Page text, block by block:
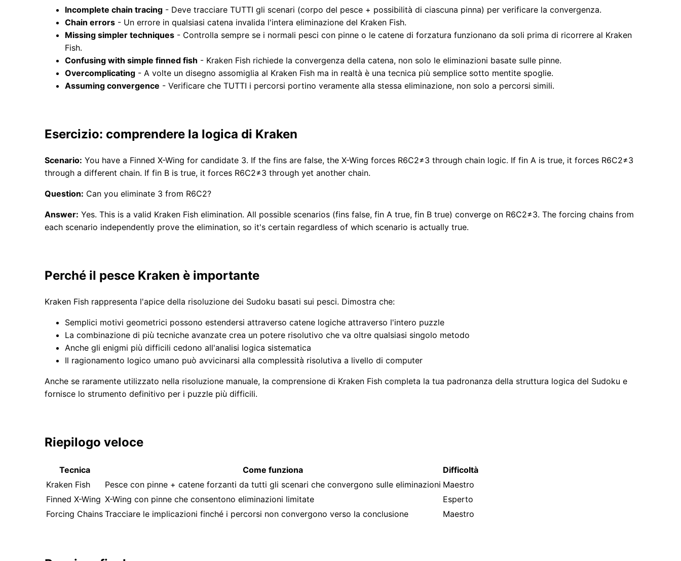
Incomplete chain tracing - Deve tracciare TUTTI gli scenari (corpo del pesce + possibilità di ciascuna pinna) per verificare la convergenza.
Chain errors - Un errore in qualsiasi catena invalida l'intera eliminazione del Kraken Fish.
Missing simpler techniques - Controlla sempre se i normali pesci con pinne o le catene di forzatura funzionano da soli prima di ricorrere al Kraken
Fish.
Confusing with simple finned fish - Kraken Fish richiede la convergenza della catena, non solo le eliminazioni basate sulle pinne.
Overcomplicating - A volte un disegno assomiglia al Kraken Fish ma in realtà è una tecnica più semplice sotto mentite spoglie.
Assuming convergence - Verificare che TUTTI i percorsi portino veramente alla stessa eliminazione, non solo a percorsi simili.
Esercizio: comprendere la logica di Kraken
Scenario: You have a Finned X-Wing for candidate 3. If the fins are false, the X-Wing forces R6C2≠3 through chain logic. If fin A is true, it forces R6C2≠3
through a different chain. If fin B is true, it forces R6C2≠3 through yet another chain.
Question: Can you eliminate 3 from R6C2?
Answer: Yes. This is a valid Kraken Fish elimination. All possible scenarios (fins false, fin A true, fin B true) converge on R6C2≠3. The forcing chains from
each scenario independently prove the elimination, so it's certain regardless of which scenario is actually true.
Perché il pesce Kraken è importante
Kraken Fish rappresenta l'apice della risoluzione dei Sudoku basati sui pesci. Dimostra che:
Semplici motivi geometrici possono estendersi attraverso catene logiche attraverso l'intero puzzle
La combinazione di più tecniche avanzate crea un potere risolutivo che va oltre qualsiasi singolo metodo
Anche gli enigmi più difficili cedono all'analisi logica sistematica
Il ragionamento logico umano può avvicinarsi alla complessità risolutiva a livello di computer
Anche se raramente utilizzato nella risoluzione manuale, la comprensione di Kraken Fish completa la tua padronanza della struttura logica del Sudoku e
fornisce lo strumento definitivo per i puzzle più difficili.
Riepilogo veloce
Tecnica Come funziona
Difficoltà
Kraken Fish
Pesce con pinne + catene forzanti da tutti gli scenari che convergono sulle eliminazioni Maestro
Finned X-Wing X-Wing con pinne che consentono eliminazioni limitate
Esperto
Forcing Chains Tracciare le implicazioni finché i percorsi non convergono verso la conclusione Maestro